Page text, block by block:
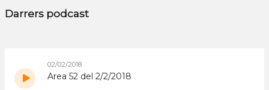
Darrers podcast
02/02/2018
Area 52 del 2/2/2018